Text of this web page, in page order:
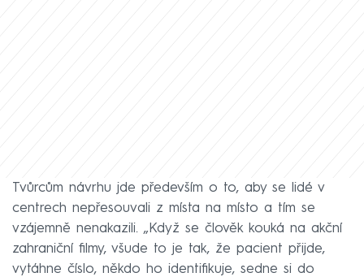
Tvůrcům návrhu jde především o to, aby se lidé v
centrech nepřesouvali z místa na místo a tím se
vzájemně nenakazili. „Když se člověk kouká na akční
zahraniční filmy, všude to je tak, že pacient přijde,
vytáhne číslo, někdo ho identifikuje, sedne si do